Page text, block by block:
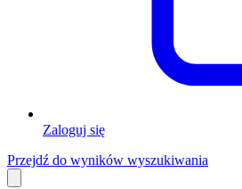
Zaloguj się
Przejdź do wyników wyszukiwania